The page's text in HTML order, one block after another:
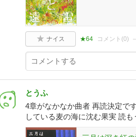
ナイス ★64 コメント(0)
とうふ
4章がなかなか曲者 再読決定で
している麦の海に沈む果実 読も